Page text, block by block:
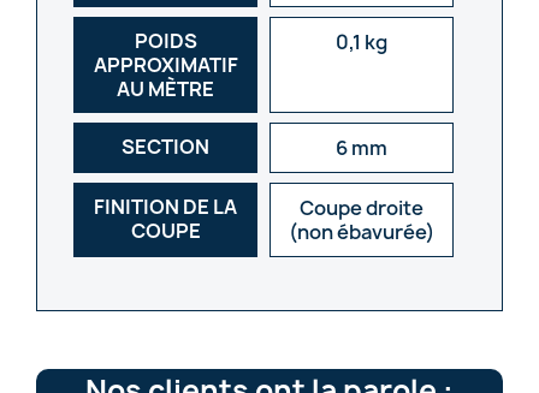
POIDS
APPROXIMATIF
AU MÈTRE
0,1 kg
SECTION 6 mm
FINITION DE LA
COUPE
Coupe droite
(non ébavurée)